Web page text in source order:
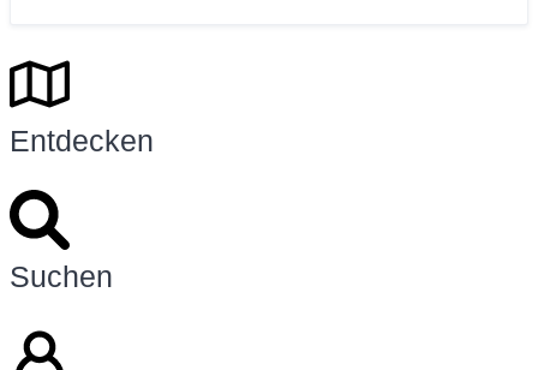
Entdecken
Suchen